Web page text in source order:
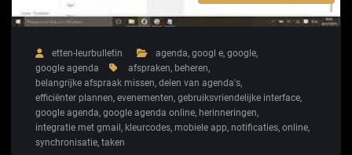
etten-leurbulletin agenda, googl e, google,
google agenda
afspraken, beheren,
belangrijke afspraak missen, delen van agenda's,
efficiënter plannen, evenementen, gebruiksvriendelijke interface,
google agenda, google agenda online, herinneringen,
integratie met gmail , kleurcodes, mobiele app, notificaties, online,
synchronisatie, taken